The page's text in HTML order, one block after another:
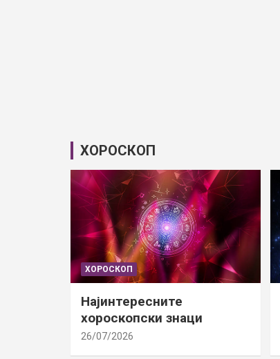
ХОРОСКОП
ХОРОСКОП
Најинтересните
хороскопски знаци
26/07/2026